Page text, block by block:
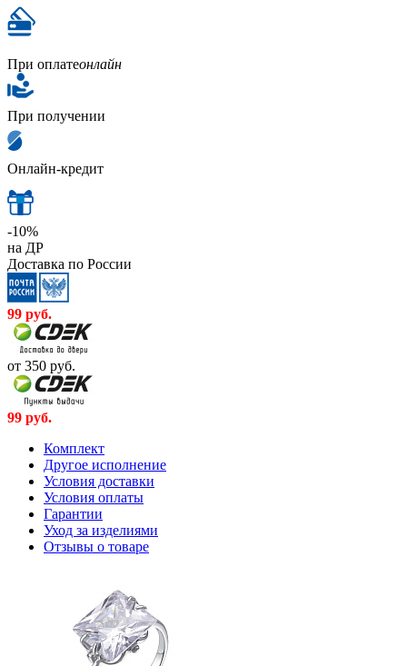
При оплатеонлайн
При получении
Онлайн-кредит
-10%
на ДР
Доставка по России
99 руб.
от 350 руб.
99 руб.
Комплект
Другое исполнение
Условия доставки
Условия оплаты
Гарантии
Уход за изделиями
Отзывы о товаре